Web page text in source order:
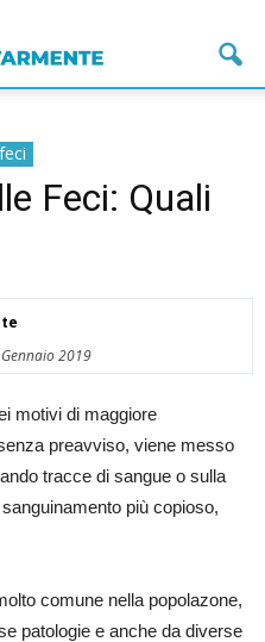
Feci: Quali
2019
motivi di maggiore
preavviso, viene messo
tracce di sangue o sulla
più copioso,
comune nella popolazone,
patologie e anche da diverse